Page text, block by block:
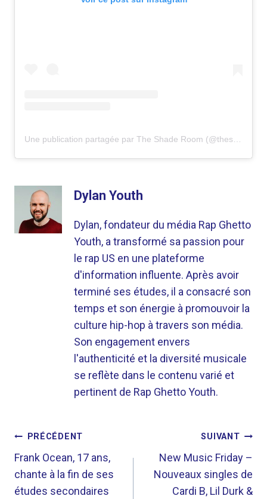
Dylan Youth
Dylan, fondateur du média Rap Ghetto
Youth, a transformé sa passion pour
le rap US en une plateforme
d'information influente. Après avoir
terminé ses études, il a consacré son
temps et son énergie à promouvoir la
culture hip-hop à travers son média.
Son engagement envers
l'authenticité et la diversité musicale
se reflète dans le contenu varié et
pertinent de Rap Ghetto Youth.
NAVIGATION
DE
L’ARTICLE
PRÉCÉDENT
Frank Ocean, 17 ans,
chante à la fin de ses
études secondaires
SUIVANT
New Music Friday –
Nouveaux singles de
Cardi B, Lil Durk &